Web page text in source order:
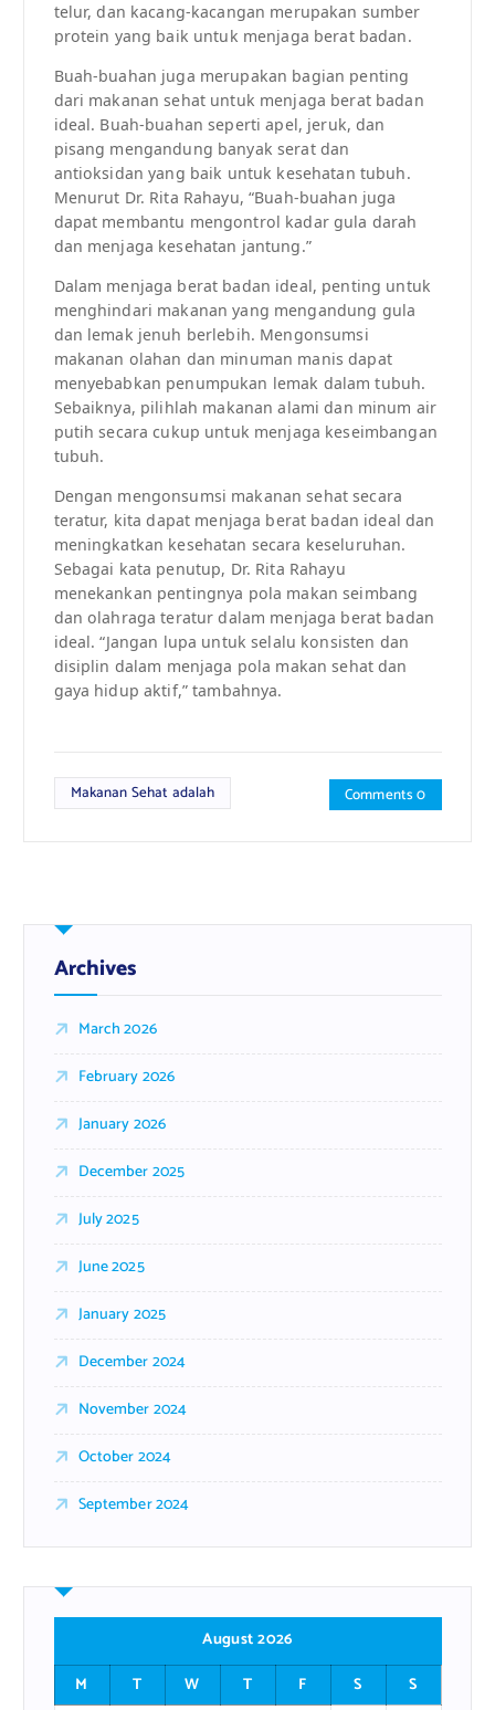
telur, dan kacang-kacangan merupakan sumber
protein yang baik untuk menjaga berat badan.
Buah-buahan juga merupakan bagian penting
dari makanan sehat untuk menjaga berat badan
ideal. Buah-buahan seperti apel, jeruk, dan
pisang mengandung banyak serat dan
antioksidan yang baik untuk kesehatan tubuh.
Menurut Dr. Rita Rahayu, “Buah-buahan juga
dapat membantu mengontrol kadar gula darah
dan menjaga kesehatan jantung.”
Dalam menjaga berat badan ideal, penting untuk
menghindari makanan yang mengandung gula
dan lemak jenuh berlebih. Mengonsumsi
makanan olahan dan minuman manis dapat
menyebabkan penumpukan lemak dalam tubuh.
Sebaiknya, pilihlah makanan alami dan minum air
putih secara cukup untuk menjaga keseimbangan
tubuh.
Dengan mengonsumsi makanan sehat secara
teratur, kita dapat menjaga berat badan ideal dan
meningkatkan kesehatan secara keseluruhan.
Sebagai kata penutup, Dr. Rita Rahayu
menekankan pentingnya pola makan seimbang
dan olahraga teratur dalam menjaga berat badan
ideal. “Jangan lupa untuk selalu konsisten dan
disiplin dalam menjaga pola makan sehat dan
gaya hidup aktif,” tambahnya.
Makanan Sehat adalah Comments 0
Archives
March 2026
February 2026
January 2026
December 2025
July 2025
June 2025
January 2025
December 2024
November 2024
October 2024
September 2024
August 2026
M
T W T F S
S